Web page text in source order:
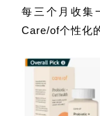
每三个月收集
Care/of个性化